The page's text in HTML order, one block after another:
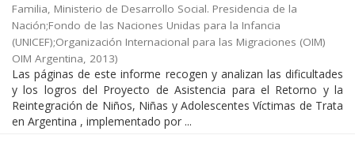
Familia, Ministerio de Desarrollo Social. Presidencia de la
Nación;Fondo de las Naciones Unidas para la Infancia
(UNICEF);Organización Internacional para las Migraciones (OIM)
OIM Argentina, 2013)
Las páginas de este informe recogen y analizan las dificultades
y los logros del Proyecto de Asistencia para el Retorno y la
Reintegración de Niños, Niñas y Adolescentes Víctimas de Trata
en Argentina , implementado por ...